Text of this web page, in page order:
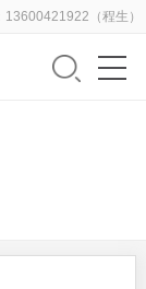
13600421922（程生）